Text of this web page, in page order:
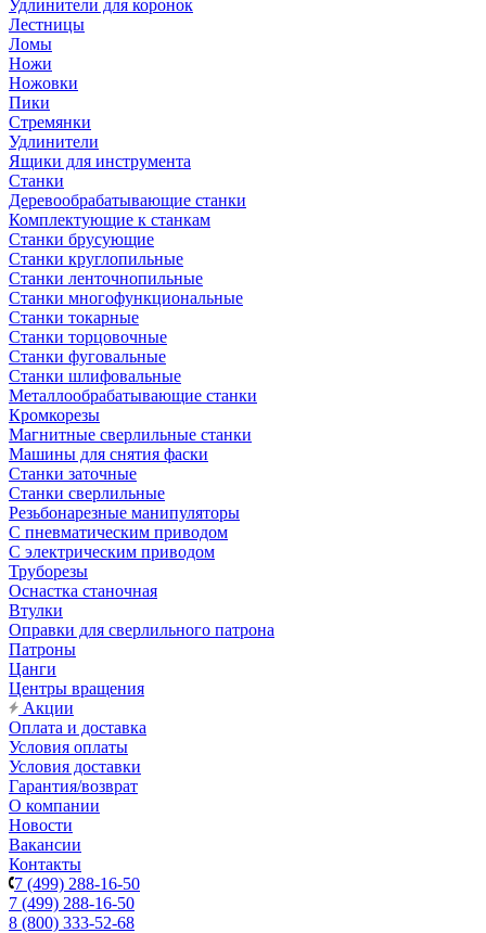
Удлинители для коронок
Лестницы
Ломы
Ножи
Ножовки
Пики
Стремянки
Удлинители
Ящики для инструмента
Станки
Деревообрабатывающие станки
Комплектующие к станкам
Станки брусующие
Станки круглопильные
Станки ленточнопильные
Станки многофункциональные
Станки токарные
Станки торцовочные
Станки фуговальные
Станки шлифовальные
Металлообрабатывающие станки
Кромкорезы
Магнитные сверлильные станки
Машины для снятия фаски
Станки заточные
Станки сверлильные
Резьбонарезные манипуляторы
С пневматическим приводом
С электрическим приводом
Труборезы
Оснастка станочная
Втулки
Оправки для сверлильного патрона
Патроны
Цанги
Центры вращения
Акции
Оплата и доставка
Условия оплаты
Условия доставки
Гарантия/возврат
О компании
Новости
Вакансии
Контакты
7 (499) 288-16-50
7 (499) 288-16-50
8 (800) 333-52-68